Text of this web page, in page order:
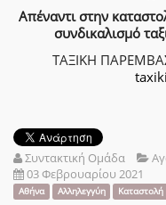
Απέναντι στην
συνδικαλισμό
ΤΑΞΙΚΗ
Συντακτική Ομάδα
03 Φεβρουαρίου 2021
Αθήνα Αλληλεγγύη Καταστολή